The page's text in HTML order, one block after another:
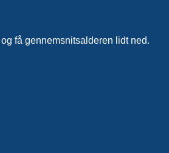
få gennemsnitsalderen lidt ned.